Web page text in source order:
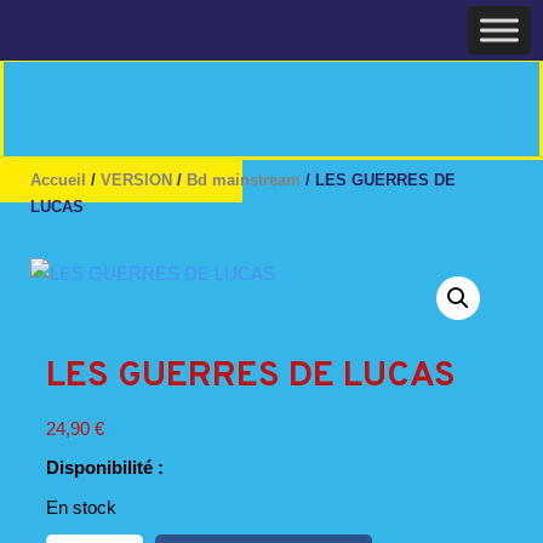
Accueil / VERSION / Bd mainstream / LES GUERRES DE
LUCAS
LES GUERRES DE LUCAS
24,90 €
Disponibilité :
En stock
quantité